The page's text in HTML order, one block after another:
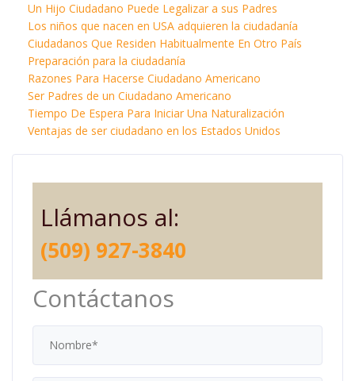
Un Hijo Ciudadano Puede Legalizar a sus Padres
Los niños que nacen en USA adquieren la ciudadanía
Ciudadanos Que Residen Habitualmente En Otro País
Preparación para la ciudadanía
Razones Para Hacerse Ciudadano Americano
Ser Padres de un Ciudadano Americano
Tiempo De Espera Para Iniciar Una Naturalización
Ventajas de ser ciudadano en los Estados Unidos
Llámanos al:
(509) 927-3840
Contáctanos